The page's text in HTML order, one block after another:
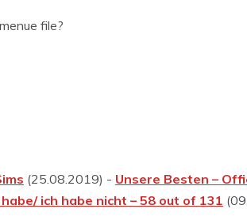
file?
(25.08.2019) - Unsere Besten –
habe/ ich habe nicht – 58 out of 131